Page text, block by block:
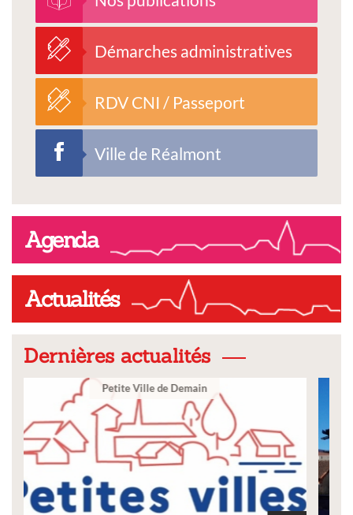
Démarches administratives
RDV CNI / Passeport
Ville de Réalmont
Agenda
Actualités
Dernières actualités
Ville